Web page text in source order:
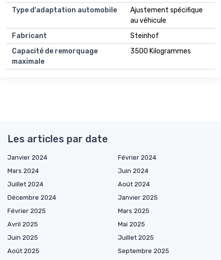
Type d'adaptation automobile
Ajustement spécifique
au véhicule
Fabricant
Steinhof
Capacité de remorquage
maximale
3500 Kilogrammes
Les articles par date
Janvier 2024
Février 2024
Mars 2024
Juin 2024
Juillet 2024
Août 2024
Décembre 2024
Janvier 2025
Février 2025
Mars 2025
Avril 2025
Mai 2025
Juin 2025
Juillet 2025
Août 2025
Septembre 2025